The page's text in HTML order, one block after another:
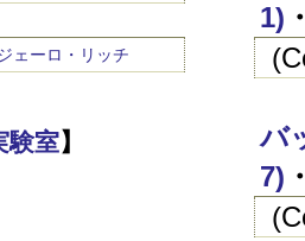
ェーロ・リッチ
験室】
1)
バ
7)